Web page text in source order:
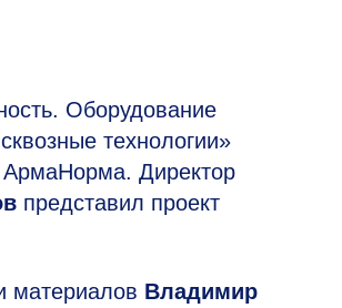
Оборудование
технологии»
АрмаНорма. Директор
представил проект
материалов Владимир